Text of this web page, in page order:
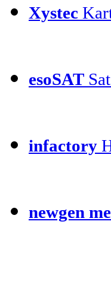
Xystec
esoSAT
infactory
newgen